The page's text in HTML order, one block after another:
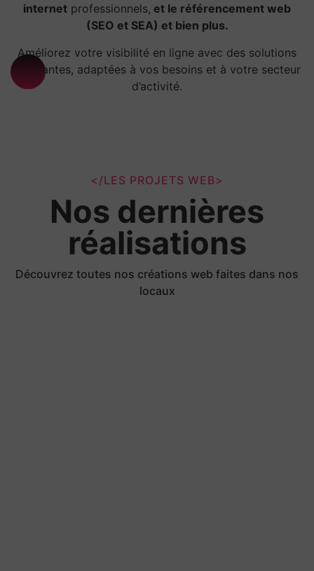
internet professionnels, et le référencement web
(SEO et SEA) et bien plus.
Améliorez votre visibilité en ligne avec des solutions
innovantes, adaptées à vos besoins et à votre secteur
d’activité.
</LES PROJETS WEB>
Nos dernières
réalisations
Découvrez toutes nos créations web faites dans nos
locaux